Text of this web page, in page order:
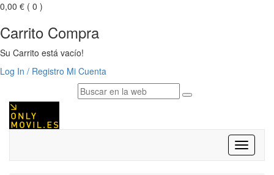
0,00 € ( 0 )
Carrito Compra
Su Carrito está vacío!
Log In / Registro Mi Cuenta